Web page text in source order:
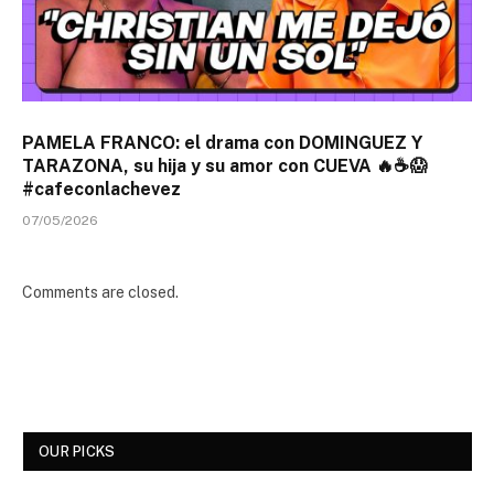
PAMELA FRANCO: el drama con DOMINGUEZ Y
TARAZONA, su hija y su amor con CUEVA 🔥☕😱
#cafeconlachevez
07/05/2026
Comments are closed.
OUR PICKS